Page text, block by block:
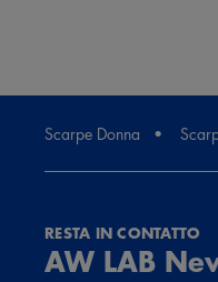
Scarpe Donna
RESTA IN CONTATTO
AW LAB